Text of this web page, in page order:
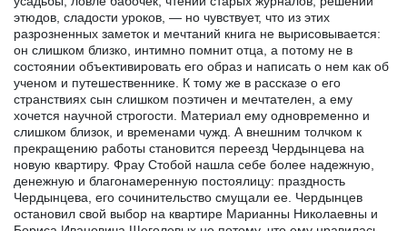
этюдов, сладости уроков, — но чувствует, что из этих
разрозненных заметок и мечтаний книга не вырисовывается:
он слишком близко, интимно помнит отца, а потому не в
состоянии объективировать его образ и написать о нем как об
ученом и путешественнике. К тому же в рассказе о его
странствиях сын слишком поэтичен и мечтателен, а ему
хочется научной строгости. Материал ему одновременно и
слишком близок, и временами чужд. А внешним толчком к
прекращению работы становится переезд Чердынцева на
новую квартиру. Фрау Стобой нашла себе более надежную,
денежную и благонамеренную постоялицу: праздность
Чердынцева, его сочинительство смущали ее. Чердынцев
остановил свой выбор на квартире Марианны Николаевны и